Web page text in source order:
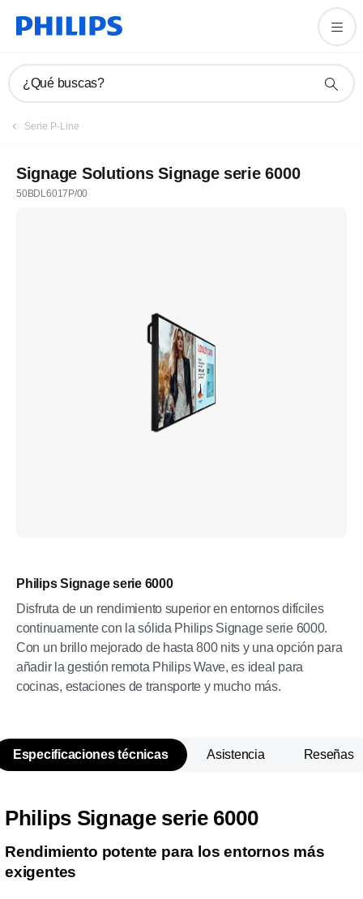
¿Qué buscas?
Serie P-Line
Signage Solutions Signage serie 6000
50BDL6017P/00
Philips Signage serie 6000
Disfruta de un rendimiento superior en entornos difíciles
continuamente con la sólida Philips Signage serie 6000.
Con un brillo mejorado de hasta 800 nits y una opción para
añadir la gestión remota Philips Wave, es ideal para
cocinas, estaciones de transporte y mucho más.
Especificaciones técnicas Asistencia Reseñas
Philips Signage serie 6000
Rendimiento potente para los entornos más
exigentes